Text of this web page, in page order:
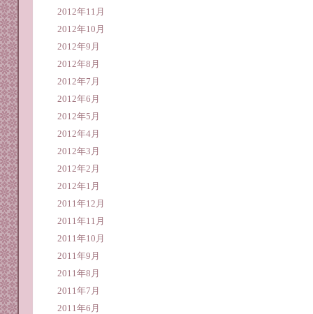
2012年11月
2012年10月
2012年9月
2012年8月
2012年7月
2012年6月
2012年5月
2012年4月
2012年3月
2012年2月
2012年1月
2011年12月
2011年11月
2011年10月
2011年9月
2011年8月
2011年7月
2011年6月